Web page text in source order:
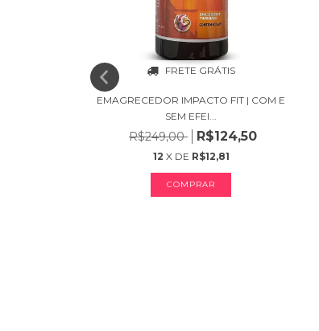
FRETE GRÁTIS
EMAGRECEDOR IMPACTO FIT | COM E
SEM EFEI...
R$249,00 R$124,50
12 X DE R$12,81
COMPRAR